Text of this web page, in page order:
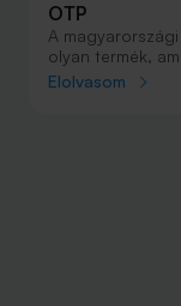
OTP
A
olyan termék,
Évnyerő
Elolvasom